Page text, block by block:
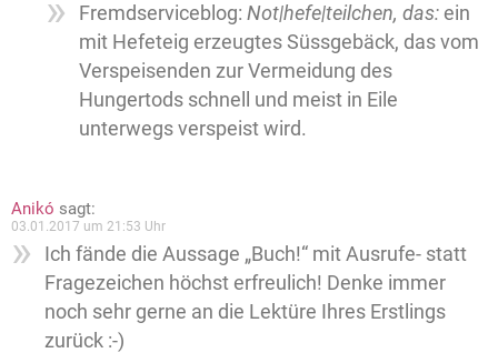
Fremdserviceblog: Not|hefe|teilchen, das: ein
mit Hefeteig erzeugtes Süssgebäck, das vom
Verspeisenden zur Vermeidung des
Hungertods schnell und meist in Eile
unterwegs verspeist wird.
Anikó sagt:
03.01.2017 um 21:53 Uhr
Ich fände die Aussage „Buch!“ mit Ausrufe- statt
Fragezeichen höchst erfreulich! Denke immer
noch sehr gerne an die Lektüre Ihres Erstlings
zurück :-)